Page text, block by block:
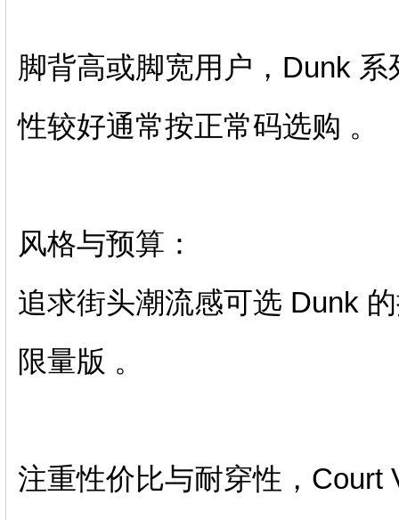
脚背高或脚宽用户，Dunk
性较好通常按正常码选购 。‌‌
‌风格与预算‌：
追求‌街头潮流感‌可选 Dunk
限量版 。‌‌
注重‌性价比与耐穿性‌，Court